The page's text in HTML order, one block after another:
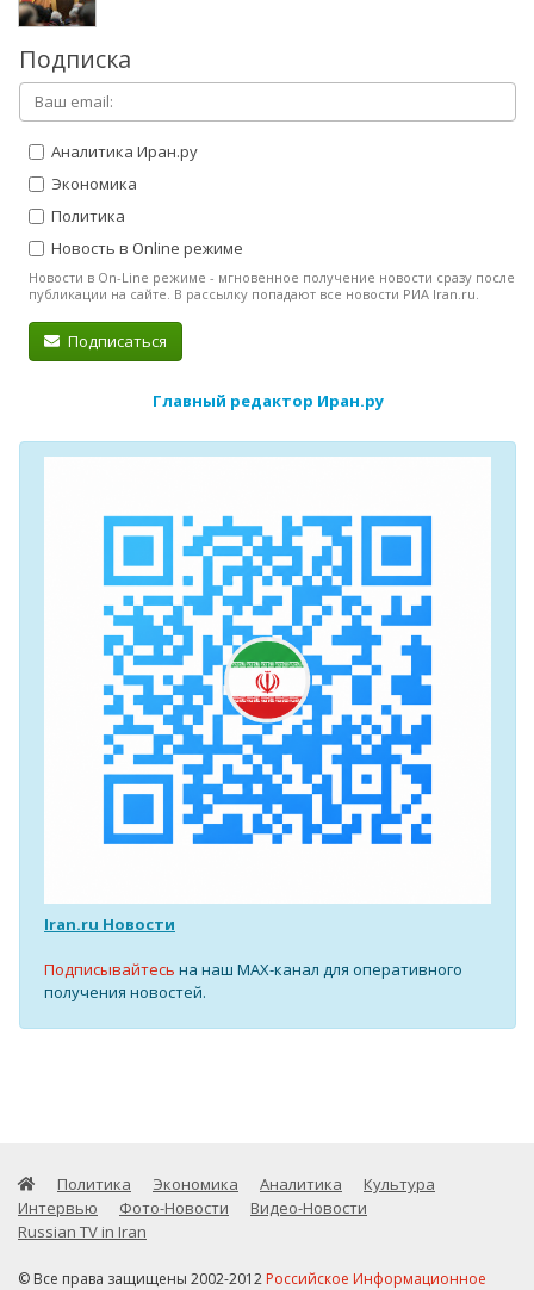
Подписка
Аналитика Иран.ру
Экономика
Политика
Новость в Online режиме
Новости в On-Line режиме - мгновенное получение новости сразу после
публикации на сайте. В рассылку попадают все новости РИА Iran.ru.
Подписаться
Главный редактор Иран.ру
Iran.ru Новости
Подписывайтесь на наш MAX-канал для оперативного
получения новостей.
Политика Экономика Аналитика
Культура
Интервью
Фото-Новости
Видео-Новости
Russian TV in Iran
© Все права защищены 2002-2012 Российское Информационное